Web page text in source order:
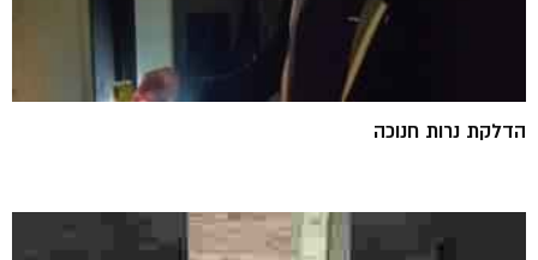
הדלקת נרות חנוכה